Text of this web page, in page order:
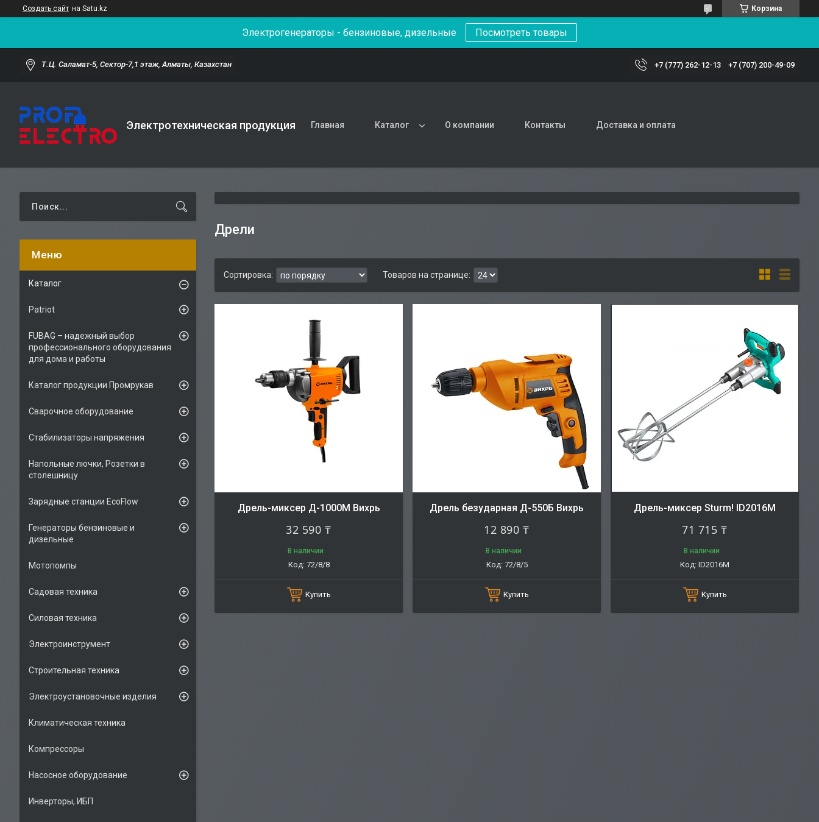
Создать сайт на Satu.kz Корзина
Электрогенераторы - бензиновые, дизельные Посмотреть товары
Т.Ц. Саламат-5, Cектор-7,1 этаж, Алматы, Казахстан +7 (777) 262-12-13 +7 (707) 200-49-09
Электротехническая продукция Главная Каталог О компании Контакты Доставка и оплата
Дрели
Дрель-миксер Д-1000М Вихрь
32 590 ₸
В наличии
72/8/8
Купить
Дрель безударная Д-550Б Вихрь
12 890 ₸
В наличии
72/8/5
Купить
Дрель-миксер Sturm! ID2016M
71 715 ₸
В наличии
ID2016M
Купить
Каталог
Patriot
FUBAG – надежный выбор
профессионального оборудования
для дома и работы
Каталог продукции Промрукав
Сварочное оборудование
Стабилизаторы напряжения
Напольные лючки, Розетки в
столешницу
Зарядные станции EcoFlow
Генераторы бензиновые и
дизельные
Мотопомпы
Садовая техника
Силовая техника
Электроинструмент
Строительная техника
Электроустановочные изделия
Климатическая техника
Компрессоры
Насосное оборудование
Инверторы, ИБП